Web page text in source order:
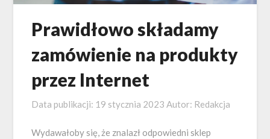
Prawidłowo składamy
zamówienie na produkty
przez Internet
Data publikacji: 19 stycznia 2023 Autor: Redakcja
Wydawałoby się, że znalazł odpowiedni sklep